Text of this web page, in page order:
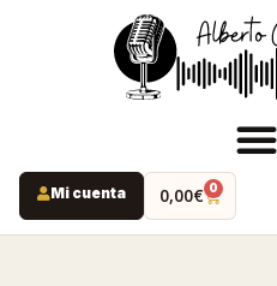
INICIO
Mi cuenta 0,00€ 0